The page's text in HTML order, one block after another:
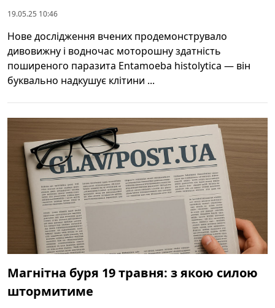
19.05.25 10:46
Нове дослідження вчених продемонструвало
дивовижну і водночас моторошну здатність
поширеного паразита Entamoeba histolytica — він
буквально надкушує клітини ...
Магнітна буря 19 травня: з якою силою
штормитиме